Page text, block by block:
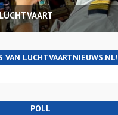
VAN LUCHTVAARTNIEUWS.NL!
POLL